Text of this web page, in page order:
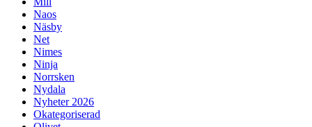
Naos
Näsby
Net
Nimes
Ninja
Norrsken
Nydala
Nyheter 2026
Okategoriserad